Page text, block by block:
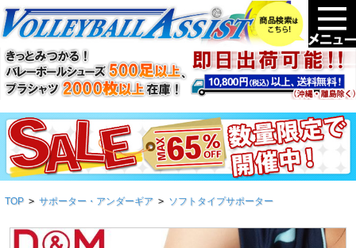
TOP > サポーター・アンダーギア > ソフトタイプサポーター